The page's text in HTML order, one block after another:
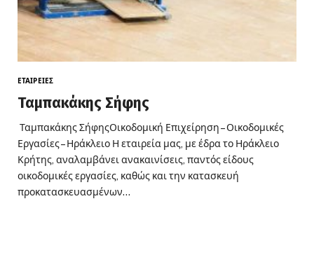
ΕΤΑΙΡΕΊΕΣ
Ταμπακάκης Σήφης
Ταμπακάκης ΣήφηςΟικοδομική Επιχείρηση – Οικοδομικές
Εργασίες – Ηράκλειο Η εταιρεία μας, με έδρα το Ηράκλειο
Κρήτης, αναλαμβάνει ανακαινίσεις, παντός είδους
οικοδομικές εργασίες, καθώς και την κατασκευή
προκατασκευασμένων…